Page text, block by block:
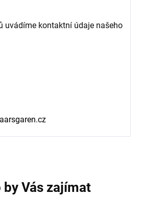
uvádíme kontaktní údaje našeho
Vás zajímat